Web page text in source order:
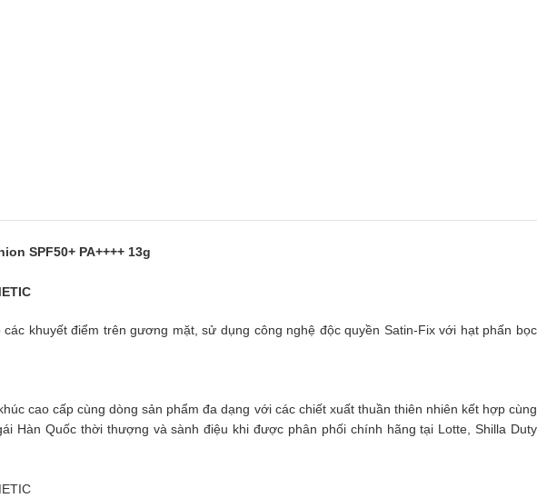
SPF50+ PA++++ 13g
khuyết điểm trên gương mặt, sử dụng công nghệ độc quyền Satin-Fix với hạt phấn bọc
cao cấp cùng dòng sản phẩm đa dạng với các chiết xuất thuần thiên nhiên kết hợp cùng
Hàn Quốc thời thượng và sành điệu khi được phân phối chính hãng tại Lotte, Shilla Duty